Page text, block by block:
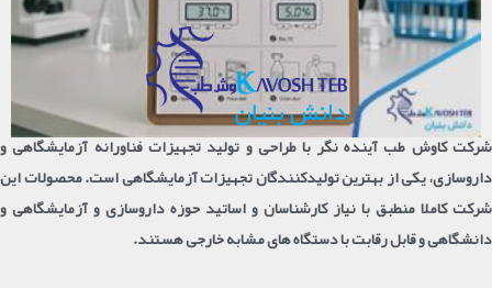
شرکت کاوش طب آینده نگر با طراحی و تولید تجهیزات فناورانه آزمایشگاهی و
داروسازی، یکی از بهترین تولیدکنندگان تجهیزات آزمایشگاهی است. محصولات این
شرکت کاملا منطبق با نیاز کارشناسان و اساتید حوزه داروسازی و آزمایشگاهی و
دانشگاهی و قابل رقابت با دستگاه های مشابه خارجی هستند.